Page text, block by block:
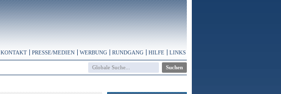
KONTAKT PRESSE/MEDIEN WERBUNG RUNDGANG HILFE LINKS